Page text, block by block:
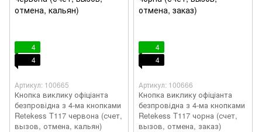
4
4
Артикул: 100665
Кнопка виклику офіціанта
безпровідна з 4-ма кнопками
Retekess T117 червона (счет,
вызов, отмена, кальян)
4
4
Артикул: 100666
Кнопка виклику офіціанта
безпровідна з 4-ма кнопками
Retekess T117 чорна (счет,
вызов, отмена, заказ)